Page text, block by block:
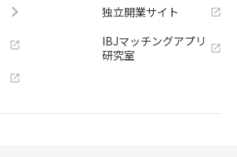
独立開業サイト
IBJマッチングアプリ
研究室